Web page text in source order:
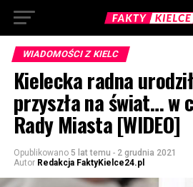
WIADOMOŚCI Z KIELC
Kielecka radna
przyszła na świat… w
Rady Miasta [WIDEO]
Opublikowano 5 lat temu - 2 grudnia 2021
Autor Redakcja FaktyKielce24.pl